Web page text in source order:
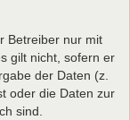
Betreiber nur mit
gilt nicht, sofern er
der Daten (z.
oder die Daten zur
sind.